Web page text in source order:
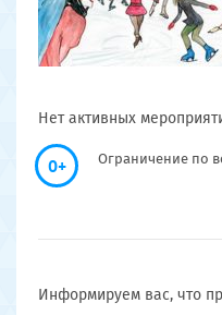
Нет активных
0+ Ограничение по
Информируем вас, что